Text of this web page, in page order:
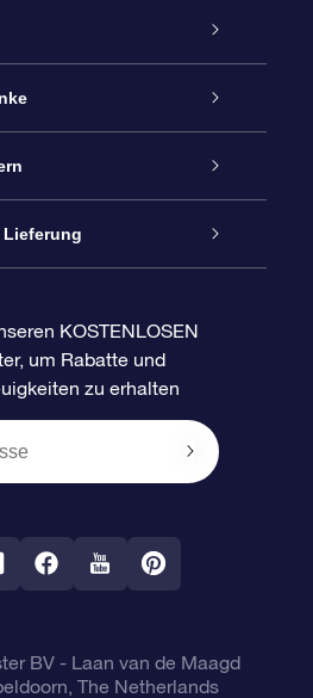
zu den Sternen“
KOSTENLOSEN
um Rabatte und
zu erhalten
BV- Laan van de Maagd
The Netherlands